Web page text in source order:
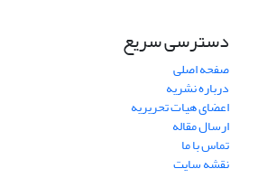
دسترسی سریع
صفحه اصلی
درباره نشریه
اعضای هیات تحریریه
ارسال مقاله
تماس با ما
نقشه سایت